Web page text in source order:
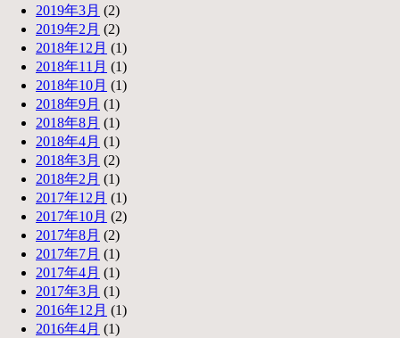
2019年3月 (2)
2019年2月 (2)
2018年12月 (1)
2018年11月 (1)
2018年10月 (1)
2018年9月 (1)
2018年8月 (1)
2018年4月 (1)
2018年3月 (2)
2018年2月 (1)
2017年12月 (1)
2017年10月 (2)
2017年8月 (2)
2017年7月 (1)
2017年4月 (1)
2017年3月 (1)
2016年12月 (1)
2016年4月 (1)